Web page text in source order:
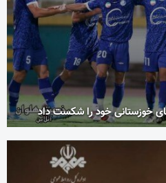
خوزستانی خود را شکست داد